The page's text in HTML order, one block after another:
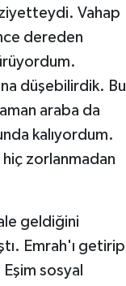
Vahap
dereden
düşebilirdik. Bu
araba da
kalıyordum.
zorlanmadan
geldiğini
Emrah'ı getirip
sosyal